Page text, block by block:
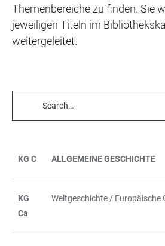
Themenbereiche zu finden. Sie
jeweiligen Titeln im
weitergeleitet.
TABLE
KG C ALLGEMEINE GESCHICHTE
KG
Ca
Weltgeschichte / Europäische